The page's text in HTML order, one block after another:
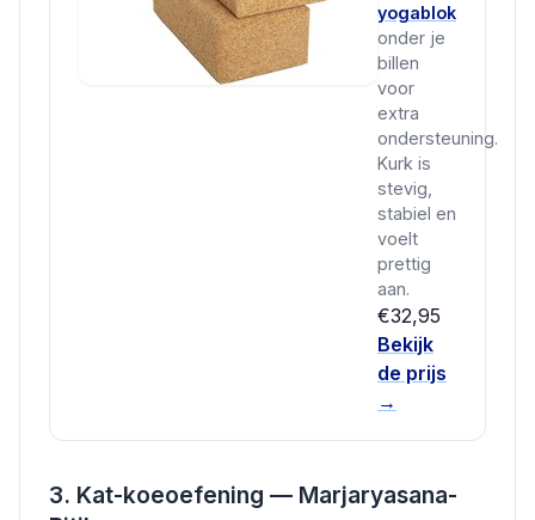
yogablok
onder je
billen
voor
extra
ondersteuning.
Kurk is
stevig,
stabiel en
voelt
prettig
aan.
€32,95
Bekijk
de prijs
→
3. Kat-koeoefening — Marjaryasana-